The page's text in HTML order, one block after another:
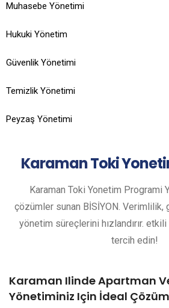
Muhasebe Yönetimi
Hukuki Yönetim
Güvenlik Yönetimi
Temizlik Yönetimi
Peyzaş Yönetimi
KaramanToki
Karaman Toki Yonetim Programi
çözümler sunan BİSİYON. Verimlilik,
yönetim süreçlerini hızlandırır.
tercih edin!
Karaman Ilinde Apartman
Yönetiminiz Için İdeal Çözüm